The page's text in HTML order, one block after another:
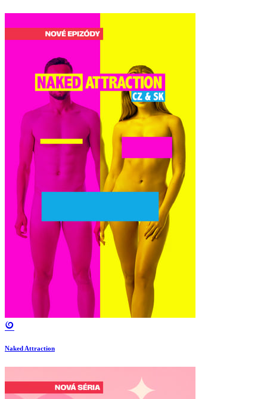
Naked Attraction